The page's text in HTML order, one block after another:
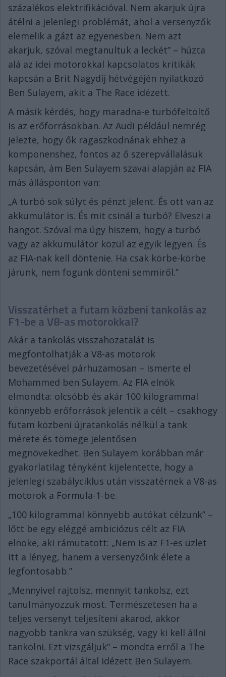
százalékos elektrifikációval. Nem akarjuk újra
átélni a jelenlegi problémát, ahol a versenyzők
elemelik a gázt az egyenesben. Nem azt
akarjuk, szóval megtanultuk a leckét” – húzta
alá az idei motorokkal kapcsolatos kritikák
kapcsán a Brit Nagydíj hétvégéjén nyilatkozó
Ben Sulayem, akit a The Race idézett.
A másik kérdés, hogy maradna-e turbófeltöltő
is az erőforrásokban. Az Audi például nemrég
jelezte, hogy ők ragaszkodnának ehhez a
komponenshez, fontos az ő szerepvállalásuk
kapcsán, ám Ben Sulayem szavai alapján az FIA
más állásponton van:
„A turbó sok súlyt és pénzt jelent. És ott van az
akkumulátor is. És mit csinál a turbó? Elveszi a
hangot. Szóval ma úgy hiszem, hogy a turbó
vagy az akkumulátor közül az egyik legyen. És
az FIA-nak kell döntenie. Ha csak körbe-körbe
járunk, nem fogunk dönteni semmiről.”
Visszatérhet a futam közbeni tankolás az
F1-be a V8-as motorokkal?
Akár a tankolás visszahozatalát is
megfontolhatják a V8-as motorok
bevezetésével párhuzamosan – ismerte el
Mohammed ben Sulayem. Az FIA elnök
elmondta: olcsóbb és akár 100 kilogrammal
könnyebb erőforrások jelentik a célt – csakhogy
futam közbeni újratankolás nélkül a tank
mérete és tömege jelentősen
megnövekedhet. Ben Sulayem korábban már
gyakorlatilag tényként kijelentette, hogy a
jelenlegi szabályciklus után visszatérnek a V8-as
motorok a Formula-1-be.
„100 kilogrammal könnyebb autókat célzunk” –
lőtt be egy eléggé ambiciózus célt az FIA
elnöke, aki rámutatott: „Nem is az F1-es üzlet
itt a lényeg, hanem a versenyzőink élete a
legfontosabb.”
„Mennyivel rajtolsz, mennyit tankolsz, ezt
tanulmányozzuk most. Természetesen ha a
teljes versenyt teljesíteni akarod, akkor
nagyobb tankra van szükség, vagy ki kell állni
tankolni. Ezt vizsgáljuk” – mondta erről a The
Race szakportál által idézett Ben Sulayem.